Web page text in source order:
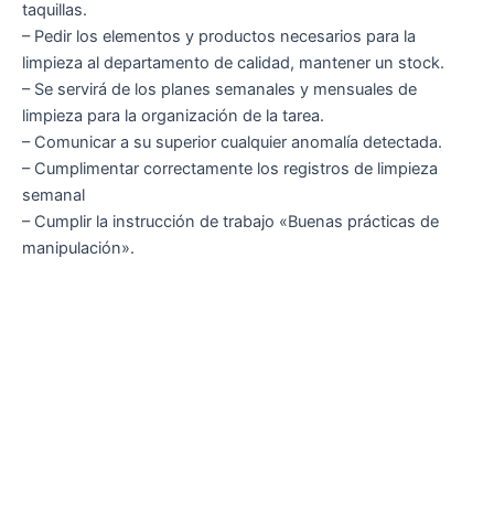
taquillas.
– Pedir los elementos y productos necesarios para la
limpieza al departamento de calidad, mantener un stock.
– Se servirá de los planes semanales y mensuales de
limpieza para la organización de la tarea.
– Comunicar a su superior cualquier anomalía detectada.
– Cumplimentar correctamente los registros de limpieza
semanal
– Cumplir la instrucción de trabajo «Buenas prácticas de
manipulación».